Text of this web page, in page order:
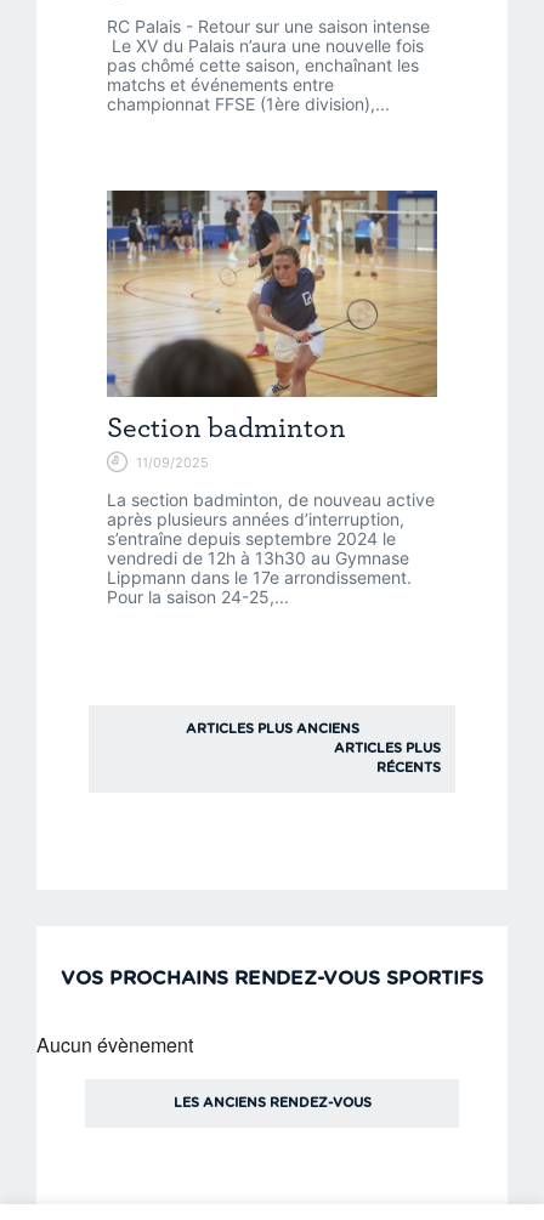
RC Palais - Retour sur une saison intense
Le XV du Palais n’aura une nouvelle fois
pas chômé cette saison, enchaînant les
matchs et événements entre
championnat FFSE (1ère division),...
Section badminton
11/09/2025
La section badminton, de nouveau active
après plusieurs années d’interruption,
s’entraîne depuis septembre 2024 le
vendredi de 12h à 13h30 au Gymnase
Lippmann dans le 17e arrondissement.
Pour la saison 24-25,...
NAVIGATION
ARTICLES PLUS ANCIENS
ARTICLES PLUS
RÉCENTS
VOS PROCHAINS RENDEZ-VOUS SPORTIFS
Aucun évènement
LES ANCIENS RENDEZ-VOUS